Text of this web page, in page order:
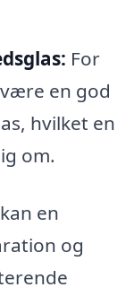
For
en god
hvilket en
om.
en
og